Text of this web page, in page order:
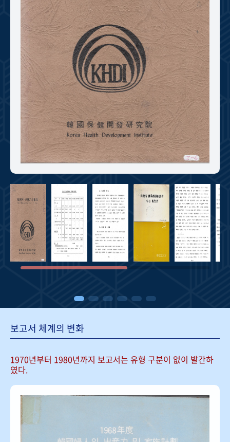
VR 역사관
보고서 체계의 변화
1970년부터 1980년까지 보고서는 유형 구분이 없이 발간하
였다.